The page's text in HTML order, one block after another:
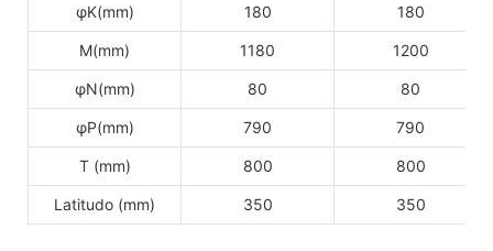
φK(mm) 180 180
M(mm) 1180 1200
φN(mm) 80 80
φP(mm) 790 790
T (mm) 800 800
Latitudo (mm) 350 350